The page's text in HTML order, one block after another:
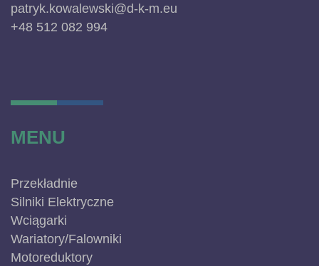
patryk.kowalewski@d-k-m.eu
+48 512 082 994
MENU
Przekładnie
Silniki Elektryczne
Wciągarki
Wariatory/Falowniki
Motoreduktory